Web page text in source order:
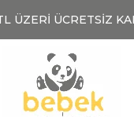
ÜZERİ ÜCRETSİZ